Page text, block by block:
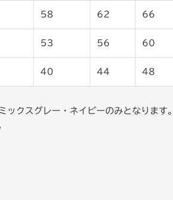
58 62 66
53 56 60
40 44 48
クスグレー・ネイビーのみとなります。